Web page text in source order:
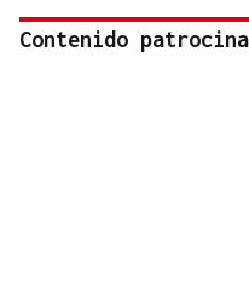
Contenido